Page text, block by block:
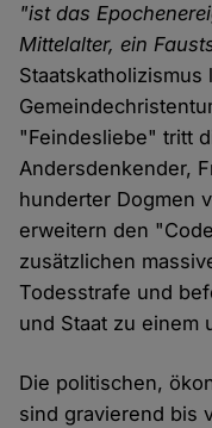
"ist das
Mittelalter, ein
"Feindesliebe" tritt
Andersdenkender,
hunderter Dogmen
erweitern den
zusätzlichen
Todesstrafe und
und Staat zu einem
Die politischen,
sind gravierend bis